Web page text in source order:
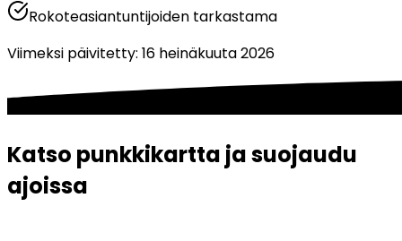
Rokoteasiantuntijoiden tarkastama
Viimeksi päivitetty: 16 heinäkuuta 2026
Katso punkkikartta ja suojaudu
ajoissa